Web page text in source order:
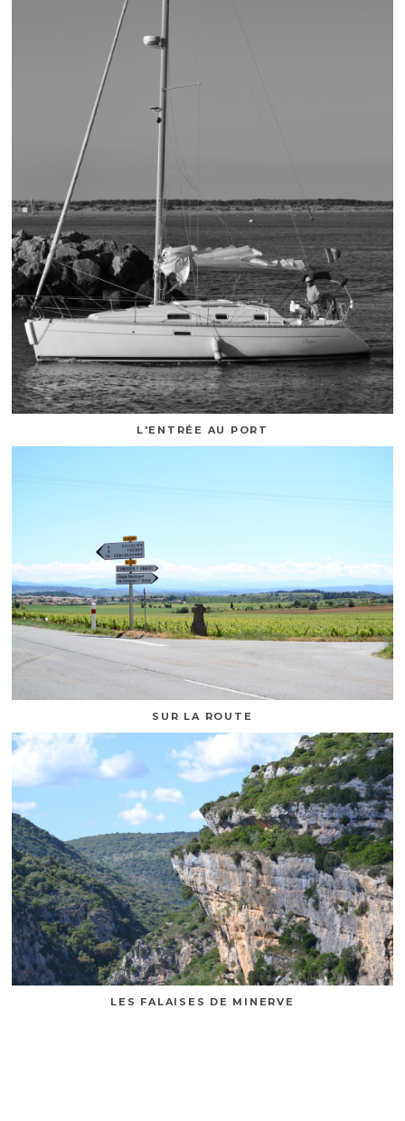
L'ENTRÉE AU PORT
SUR LA ROUTE
LES FALAISES DE MINERVE